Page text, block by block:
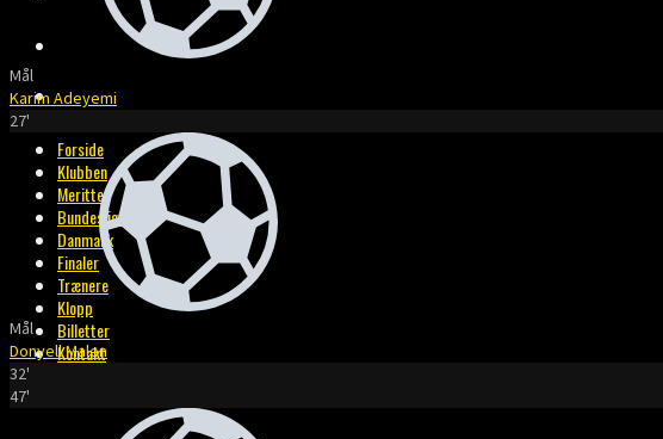
KONTAKT
Forside
Klubben
Meritter
Bundesliga
Danmark
Finaler
Trænere
Klopp
Billetter
Kontakt
Mål
Karim Adeyemi
27'
Mål
Donyell Malen
32'
47'